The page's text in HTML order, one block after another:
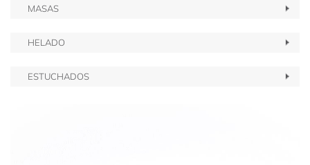
MASAS
HELADO
ESTUCHADOS